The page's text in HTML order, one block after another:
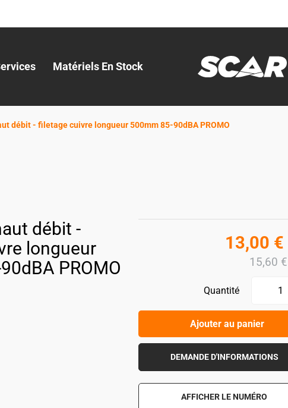
Matériels En Stock
débit - filetage cuivre longueur 500mm 85-90dBA PROMO
débit -
longueur
PROMO
13,00 €
15,60 €
Quantité
Ajouter au panier
DEMANDE D'INFORMATIONS
AFFICHER LE NUMÉRO